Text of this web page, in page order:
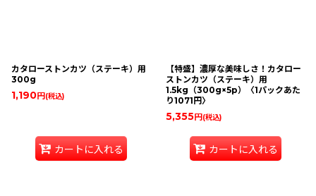
カタローストンカツ（ステーキ）用
300g
1,190円 (税込)
カートに入れる
【特盛】濃厚な美味しさ！カタロー
ストンカツ（ステーキ）用
1.5kg（300g×5p）〈1パックあた
り1071円〉
5,355円 (税込)
カートに入れる